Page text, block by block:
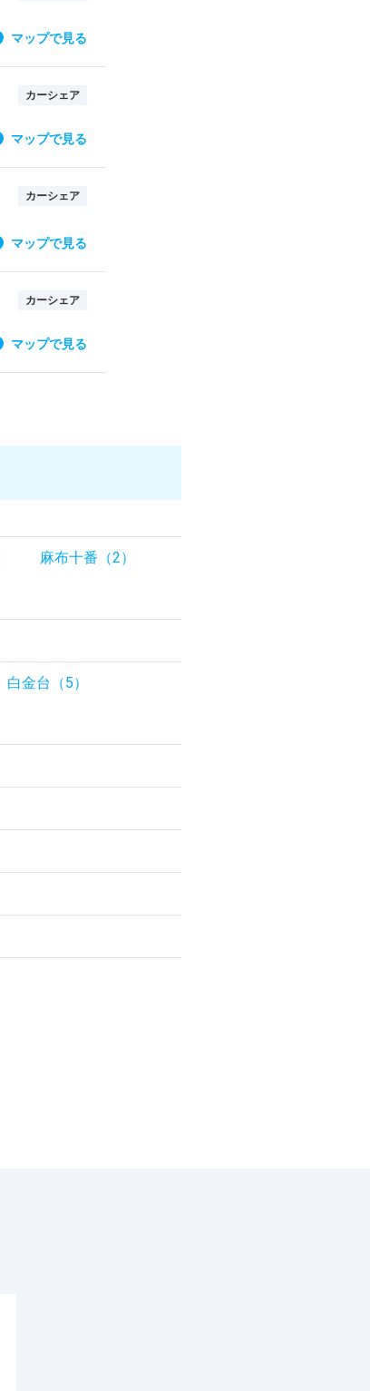
マップで見る
カーシェア
マップで見る
カーシェア
マップで見る
カーシェア
マップで見る
麻布十番（2）
白金台（5）